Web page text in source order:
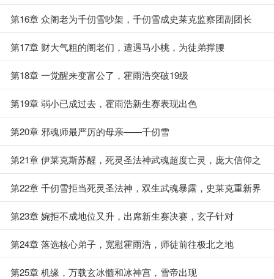
赏
第16章 众阁老为千仞雪吵架，千仞雪成史莱克监察团副团长
第17章 财大气粗的阁老们，遭遇马小桃，为徒弟撑腰
第18章 一觉醒来变富公了，霍雨浩突破19级
第19章 弱小已成过去，霍雨浩新生赛表现出色
第20章 邪魂师最严厉的母亲——千仞雪
第21章 伊莱克斯苏醒，死灵圣法神武魂超度亡灵，庞大信仰之
力
第22章 千仞雪拒当死灵圣法神，双生武魂暴露，史莱克重新界
定千仞雪
第23章 婉拒不成地位又升，出席新生赛决赛，玄子针对
第24章 落选核心弟子，宽慰霍雨浩，师徒前往极北之地
第25章 机缘，万载玄冰髓和冰神宫，雪帝出现